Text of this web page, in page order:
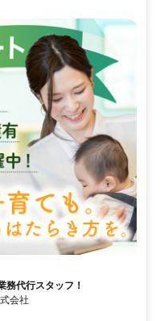
務代行スタッフ！
会社